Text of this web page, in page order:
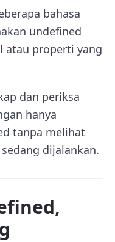
bahasa
undefined
atau properti yang
dan periksa
hanya
tanpa melihat
dijalankan.